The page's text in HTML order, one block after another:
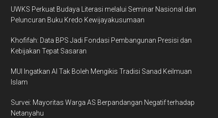
UWKS Perkuat Budaya Literasi melalui Seminar Nasional dan
Peluncuran Buku Kredo Kewijayakusumaan
Khofifah: Data BPS Jadi Fondasi Pembangunan Presisi dan
Kebijakan Tepat Sasaran
MUI Ingatkan AI Tak Boleh Mengikis Tradisi Sanad Keilmuan
Islam
Survei: Mayoritas Warga AS Berpandangan Negatif terhadap
Netanyahu